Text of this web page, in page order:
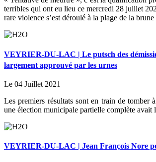
terribles qui ont eu lieu ce mercredi 28 juillet
rare violence s’est déroulé à la plage de la
VEYRIER-DU-LAC | Le putsch des
largement approuvé par les urnes
Le 04 Juillet 2021
Les premiers résultats sont en train de tomber
une élection municipale partielle complète avait
VEYRIER-DU-LAC | Jean François Nore